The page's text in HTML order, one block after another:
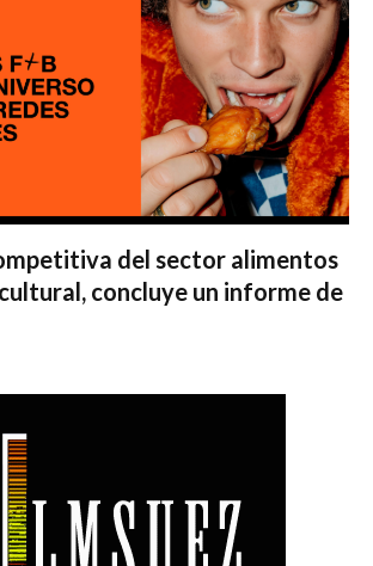
del sector alimentos
concluye un informe de